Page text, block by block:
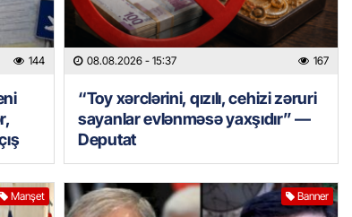
144 08.08.2026 - 15:37 167
“Toy xərclərini, qızılı, cehizi zəruri
sayanlar evlənməsə yaxşıdır” —
Deputat
Manşet Banner